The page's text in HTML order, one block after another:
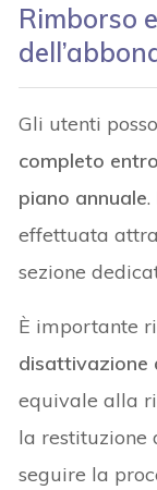
Rimborso
Gli utenti
completo
piano annuale.
effettuata
sezione
È importante
disattivazione
equivale alla
la restituzione
seguire la